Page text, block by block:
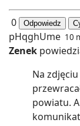
0 Odpowiedz
pHqghUme 10
Zenek
Na
powiatu.